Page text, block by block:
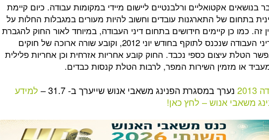
בנושאים אקטואליים ורלבנטיים ליישום מיידי במקומות עבודה. כיום קיימת
בתחום של התארגנות עובדים וחשוב להיות מעורים במגבלות החלות על
זה. כמו כן קיימים חידושים בתחום דיני העבודה, במיוחד לאור החוק להגברת
האכיפה של דיני העבודה שנכנס לתוקף בחודש יוני 2012, וקובע שורה ארוכה של חוקים
הטלת עיצום כספי נכבד. החוק קובע אחריות אזרחית וכן אחריות פלילית
או מזמין השירות המפר, לרבות הטלת קנסות כבדים.
נערך במסגרת הפנינג משאבי אנוש שייערך ב- 31.7 –
למידע
משאבי אנוש – לחץ כאן!